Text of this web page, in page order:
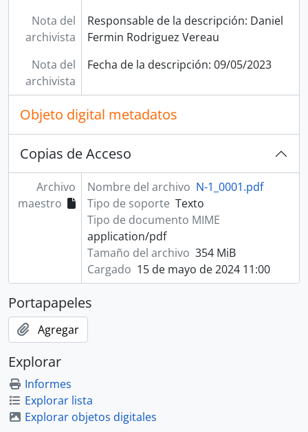
Nota del
archivista
Responsable de la descripción: Daniel
Fermin Rodriguez Vereau
Nota del
archivista
Fecha de la descripción: 09/05/2023
Objeto digital metadatos
Copias de Acceso
Archivo
maestro
Nombre del archivo N-1_0001.pdf
Tipo de soporte Texto
Tipo de documento MIME
application/pdf
Tamaño del archivo 354 MiB
Cargado 15 de mayo de 2024 11:00
Portapapeles
Agregar
Explorar
Informes
Explorar lista
Explorar objetos digitales